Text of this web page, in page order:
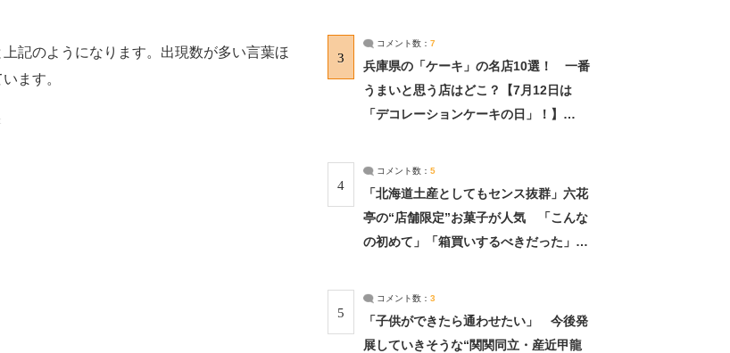
記のようになります。出現数が多い言葉ほ
ます。
3
コメント数： 7
兵庫県の「ケーキ」の名店10選！ 一番
うまいと思う店はどこ？【7月12日は
「デコレーションケーキの日」！】
4
コメント数： 5
「北海道土産としてもセンス抜群」六花
亭の“店舗限定”お菓子が人気 「こんな
の初めて」「箱買いするべきだった」
5
コメント数： 3
「子供ができたら通わせたい」 今後発
展していきそうな“関関同立・産近甲龍